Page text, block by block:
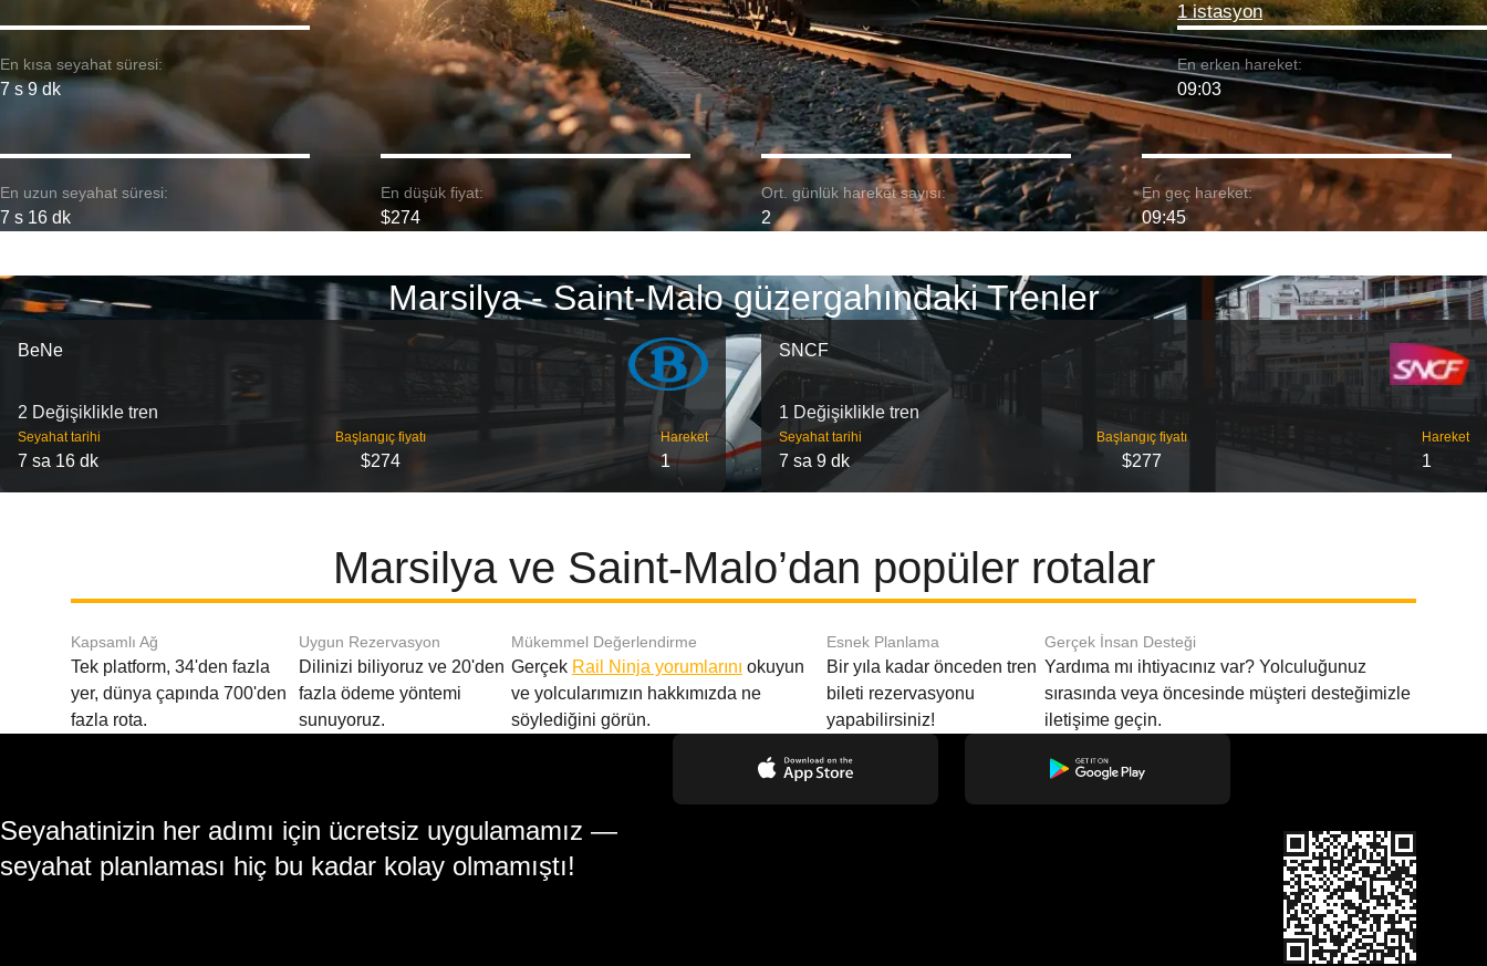
1 istasyon
En kısa seyahat süresi:
7 s 9 dk
En erken hareket:
09:03
En uzun seyahat süresi:
7 s 16 dk
En düşük fiyat:
$274
Ort. günlük hareket sayısı:
2
En geç hareket:
09:45
Marsilya - Saint-Malo güzergahındaki Trenler
BeNe
2 Değişiklikle tren
Seyahat tarihi
7 sa 16 dk
Başlangıç ​​fiyatı
$274
Hareket
1
SNCF
1 Değişiklikle tren
Seyahat tarihi
7 sa 9 dk
Başlangıç ​​fiyatı
$277
Hareket
1
Marsilya ve Saint-Malo’dan popüler rotalar
Kapsamlı Ağ
Tek platform, 34'den fazla
yer, dünya çapında 700'den
fazla rota.
Uygun Rezervasyon
Dilinizi biliyoruz ve 20'den
fazla ödeme yöntemi
sunuyoruz.
Mükemmel Değerlendirme
Gerçek Rail Ninja yorumlarını okuyun
ve yolcularımızın hakkımızda ne
söylediğini görün.
Esnek Planlama
Bir yıla kadar önceden tren
bileti rezervasyonu
yapabilirsiniz!
Gerçek İnsan Desteği
Yardıma mı ihtiyacınız var? Yolculuğunuz
sırasında veya öncesinde müşteri desteğimizle
iletişime geçin.
Seyahatinizin her adımı için ücretsiz uygulamamız —
seyahat planlaması hiç bu kadar kolay olmamıştı!